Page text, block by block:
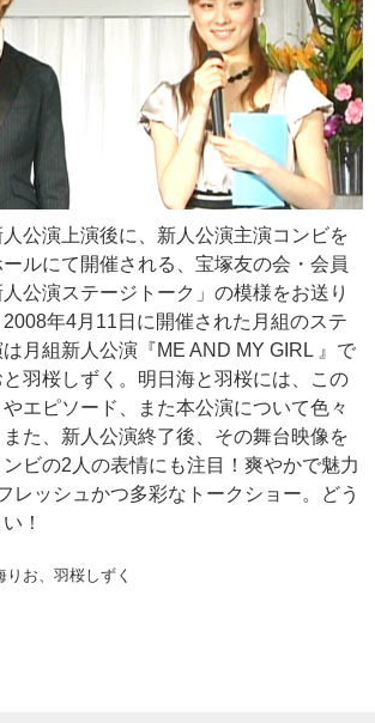
公演上演後に、新人公演主演コンビを
ルにて開催される、宝塚友の会・会員
公演ステージトーク」の模様をお送り
年4月11日に開催された月組のステ
月組新人公演『ME AND MY GIRL 』で
羽桜しずく。明日海と羽桜には、この
エピソード、また本公演について色々
た、新人公演終了後、その舞台映像を
ビの2人の表情にも注目！爽やかで魅力
レッシュかつ多彩なトークショー。どう
！
りお、羽桜しずく